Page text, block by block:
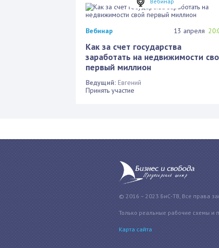
Вебинар 13 апреля
Как за счет государства
заработать на недвижимости
первый миллион
Ведущий: Евгений
Принять участие
© 2016 – 2023 БиС-ТВ, Все права
Только реальные рабочие схемы и
Карта сайта